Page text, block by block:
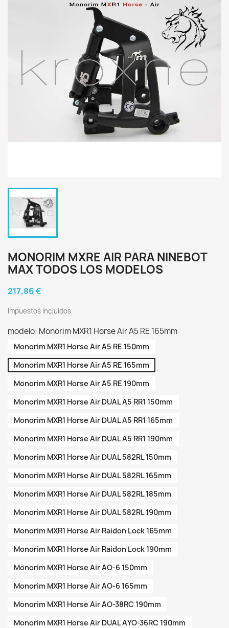
MONORIM MXRE AIR PARA NINEBOT
MAX TODOS LOS MODELOS
217,86 €
Impuestos incluidos
modelo: Monorim MXR1 Horse Air A5 RE 165mm
Monorim MXR1 Horse Air A5 RE 150mm
Monorim MXR1 Horse Air A5 RE 165mm
Monorim MXR1 Horse Air A5 RE 190mm
Monorim MXR1 Horse Air DUAL A5 RR1 150mm
Monorim MXR1 Horse Air DUAL A5 RR1 165mm
Monorim MXR1 Horse Air DUAL A5 RR1 190mm
Monorim MXR1 Horse Air DUAL 582RL 150mm
Monorim MXR1 Horse Air DUAL 582RL 165mm
Monorim MXR1 Horse Air DUAL 582RL 185mm
Monorim MXR1 Horse Air DUAL 582RL 190mm
Monorim MXR1 Horse Air Raidon Lock 165mm
Monorim MXR1 Horse Air Raidon Lock 190mm
Monorim MXR1 Horse Air AO-6 150mm
Monorim MXR1 Horse Air AO-6 165mm
Monorim MXR1 Horse Air AO-38RC 190mm
Monorim MXR1 Horse Air DUAL AYO-36RC 190mm